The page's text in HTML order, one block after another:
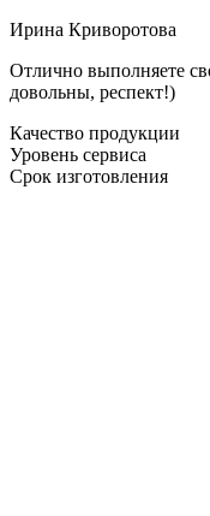
Ирина Криворотова
Отлично выполняете
довольны, респект!)
Качество продукции
Уровень сервиса
Срок изготовления